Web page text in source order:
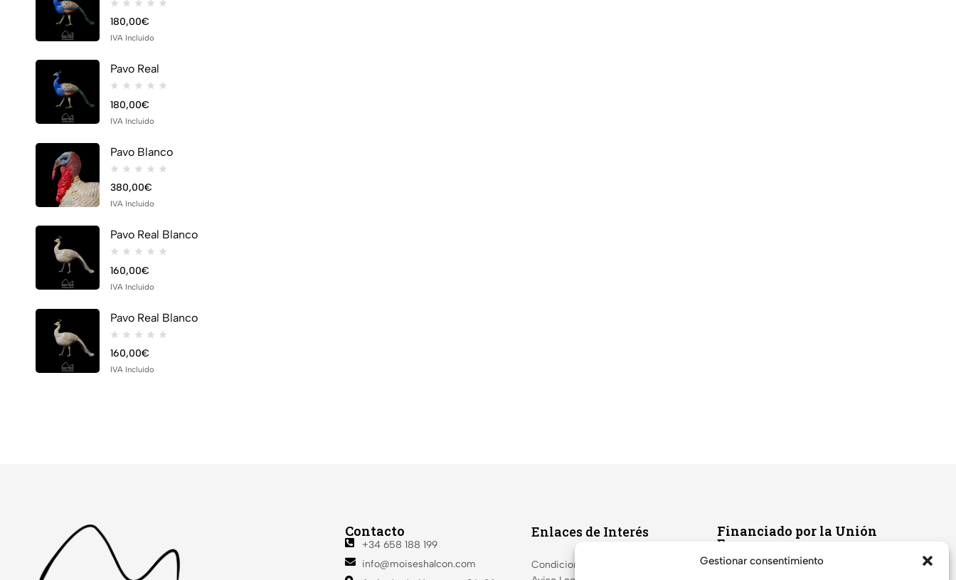
Gestionar consentimiento
180,00€
IVA Incluido
Pavo Real
180,00€
IVA Incluido
Pavo Blanco
380,00€
IVA Incluido
Pavo Real Blanco
160,00€
IVA Incluido
Pavo Real Blanco
160,00€
IVA Incluido
Contacto
+34 658 188 199
info@moiseshalcon.com
Enlaces de Interés
Condiciones de venta
Financiado por la Unión
Europea –
NextGenerationEU